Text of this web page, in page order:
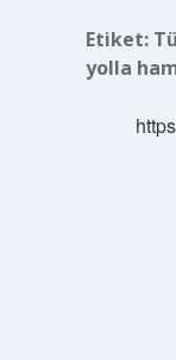
Etiket:
yolla